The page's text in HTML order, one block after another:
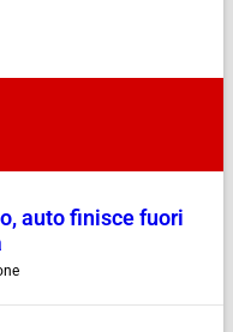
auto finisce fuori